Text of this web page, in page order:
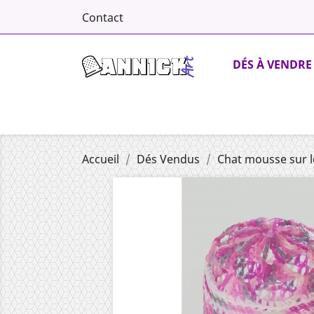
Contact
DÉS À VENDRE
Accueil Dés Vendus Chat mousse sur